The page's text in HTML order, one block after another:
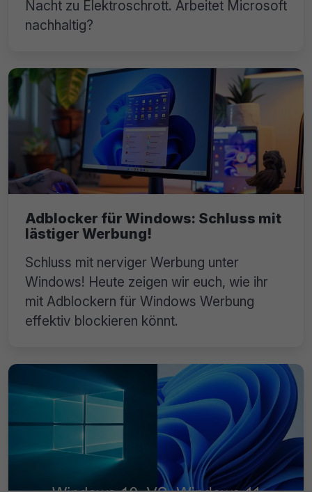
Nacht zu Elektroschrott. Arbeitet Microsoft
nachhaltig?
Adblocker für Windows: Schluss mit
lästiger Werbung!
Schluss mit nerviger Werbung unter
Windows! Heute zeigen wir euch, wie ihr
mit Adblockern für Windows Werbung
effektiv blockieren könnt.